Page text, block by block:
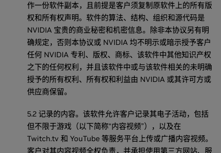
作一份软件副本，且前提是客户须复制原软件上的所有版
权和所有权声明。软件的算法、结构、组织和源代码是
NVIDIA 宝贵的商业秘密和机密信息。除非本协议另有明
确规定，否则本协议或 NVIDIA 均不明示或暗示授予客户
任何 NVIDIA 专利、版权、商标、该软件中其他知识产权
之下的任何权利，并且该软件中或与该软件相关的未明确
授予的所有权利、所有权和利益由 NVIDIA 或其许可方或
供应商保留。
5.2 记录的内容。该软件允许客户记录其电子活动，包括
但不限于游戏（以下简称“内容视频”），以及在
Twitch.tv 和 YouTube 等服务平台上传或广播内容视频。
客户对其内容视频全权负责，并承担使用第三方网站、服